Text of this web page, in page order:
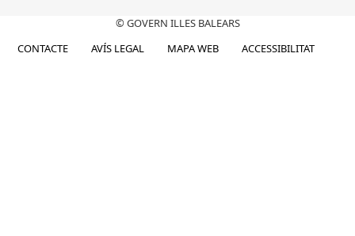
© GOVERN ILLES BALEARS
CONTACTE
AVÍS LEGAL MAPA WEB ACCESSIBILITAT